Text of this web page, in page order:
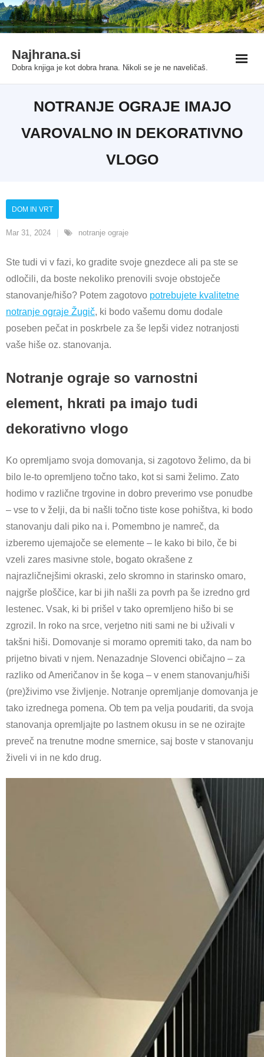
Deneme Bonusu Veren SitelerGrandpashabetgrandpashabet
Skip
to
Najhrana.si
Dobra knjiga je kot dobra hrana. Nikoli se je ne naveličaš.
NOTRANJE OGRAJE IMAJO
VAROVALNO IN DEKORATIVNO
VLOGO
Mar 31, 2024
DOM IN VRT
notranje ograje
Ste tudi vi v fazi, ko gradite svoje gnezdece ali pa ste se
odločili, da boste nekoliko prenovili svoje obstoječe
stanovanje/hišo? Potem zagotovo potrebujete kvalitetne
notranje ograje Žugič, ki bodo vašemu domu dodale
poseben pečat in poskrbele za še lepši videz notranjosti
vaše hiše oz. stanovanja.
Notranje ograje so varnostni
element, hkrati pa imajo tudi
dekorativno vlogo
Ko opremljamo svoja domovanja, si zagotovo želimo, da bi
bilo le-to opremljeno točno tako, kot si sami želimo. Zato
hodimo v različne trgovine in dobro preverimo vse ponudbe
– vse to v želji, da bi našli točno tiste kose pohištva, ki bodo
stanovanju dali piko na i. Pomembno je namreč, da
izberemo ujemajoče se elemente – le kako bi bilo, če bi
vzeli zares masivne stole, bogato okrašene z
najrazličnejšimi okraski, zelo skromno in starinsko omaro,
najgrše ploščice, kar bi jih našli za povrh pa še izredno grd
lestenec. Vsak, ki bi prišel v tako opremljeno hišo bi se
zgrozil. In roko na srce, verjetno niti sami ne bi uživali v
takšni hiši. Domovanje si moramo opremiti tako, da nam bo
prijetno bivati v njem. Nenazadnje Slovenci običajno – za
razliko od Američanov in še koga – v enem stanovanju/hiši
(pre)živimo vse življenje. Notranje opremljanje domovanja je
tako izrednega pomena. Ob tem pa velja poudariti, da svoja
stanovanja opremljajte po lastnem okusu in se ne ozirajte
preveč na trenutne modne smernice, saj boste v stanovanju
živeli vi in ne kdo drug.